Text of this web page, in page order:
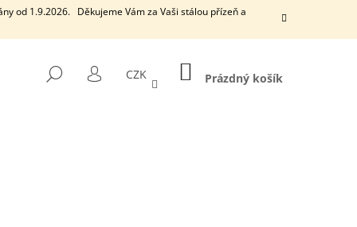
od 1.9.2026. Děkujeme Vám za Vaši stálou přízeň a
HLEDAT
PŘIHLÁŠENÍ
CZK NÁKUPNÍ
KOŠÍK
Prázdný košík